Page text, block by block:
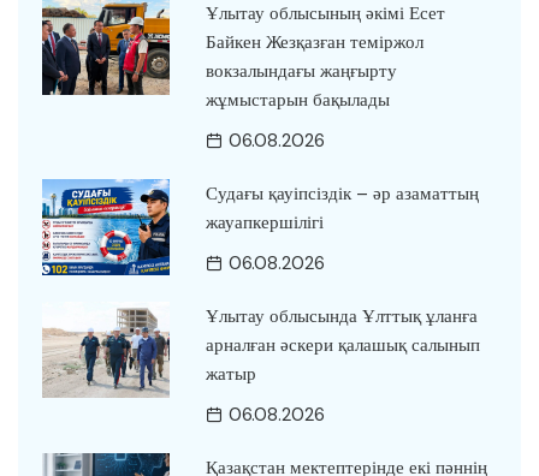
Ұлытау облысының әкімі Есет
Байкен Жезқазған теміржол
вокзалындағы жаңғырту
жұмыстарын бақылады
06.08.2026
Судағы қауіпсіздік – әр азаматтың
жауапкершілігі
06.08.2026
Ұлытау облысында Ұлттық ұланға
арналған әскери қалашық салынып
жатыр
06.08.2026
Қазақстан мектептерінде екі пәннің